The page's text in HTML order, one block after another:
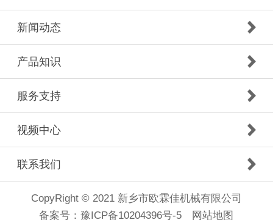
新闻动态
产品知识
服务支持
视频中心
联系我们
CopyRight © 2021 新乡市欧霖佳机械有限公司
备案号：豫ICP备10204396号-5 网站地图